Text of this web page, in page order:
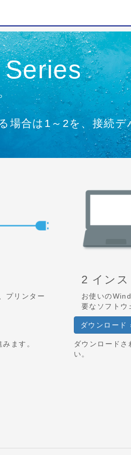
場合は1～2を、接続
プリンター
ます。
2 インス
お使いの
要なソフトウ
ダウンロード
ダウンロードさ
い。